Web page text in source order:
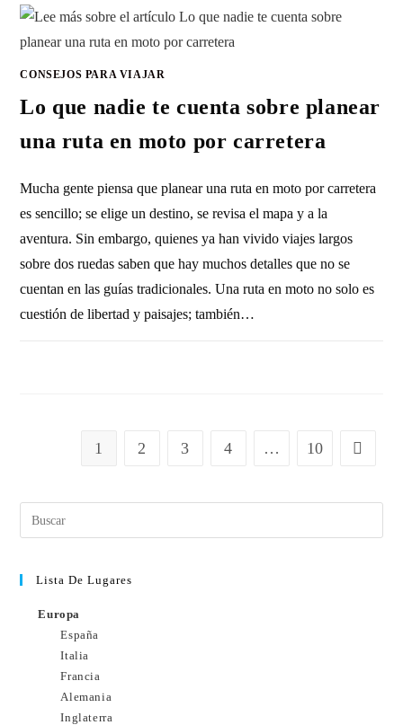
CONSEJOS PARA VIAJAR
Lo que nadie te cuenta sobre planear
una ruta en moto por carretera
Mucha gente piensa que planear una ruta en moto por carretera
es sencillo; se elige un destino, se revisa el mapa y a la
aventura. Sin embargo, quienes ya han vivido viajes largos
sobre dos ruedas saben que hay muchos detalles que no se
cuentan en las guías tradicionales. Una ruta en moto no solo es
cuestión de libertad y paisajes; también…
1 2 3 4 … 10
Lista De Lugares
Europa
España
Italia
Francia
Alemania
Inglaterra